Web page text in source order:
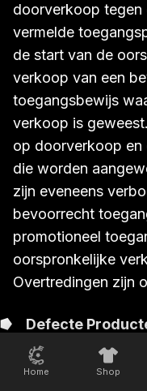
Home Shop
doorverkoop tegen
vermelde
de start van de
verkoop van een
toegangsbewijs
verkoop is
op doorverkoop en
die worden
zijn eveneens
bevoorrecht
promotioneel
oorspronkelijke
Overtredingen zijn
Defecte
8.1